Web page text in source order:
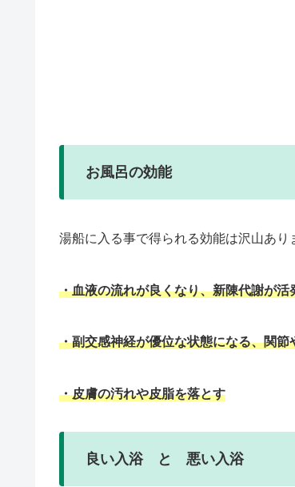
お風呂の効能
湯船に入る事で得られる効能は沢山あり
・血液の流れが良くなり、新陳代謝が
・副交感神経が優位な状態になる、関
・皮膚の汚れや皮脂を落とす
良い入浴 と 悪い入浴